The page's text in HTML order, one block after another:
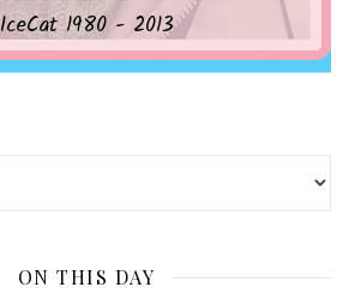
IceCat 1980 - 2013
ON THIS DAY